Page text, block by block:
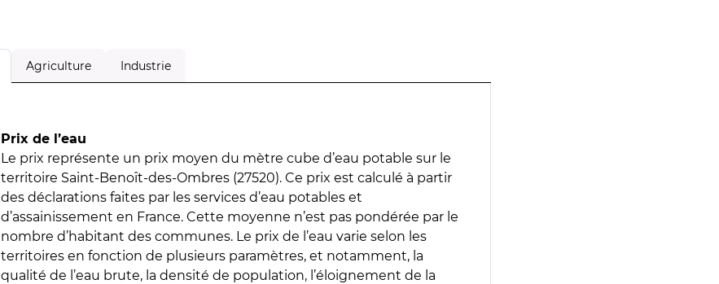
Agriculture Industrie
Prix de l’eau
Le prix représente un prix moyen du mètre cube d’eau potable sur le
territoire Saint-Benoît-des-Ombres (27520). Ce prix est calculé à partir
des déclarations faites par les services d’eau potables et
d’assainissement en France. Cette moyenne n’est pas pondérée par le
nombre d’habitant des communes. Le prix de l’eau varie selon les
territoires en fonction de plusieurs paramètres, et notamment, la
qualité de l’eau brute, la densité de population, l’éloignement de la